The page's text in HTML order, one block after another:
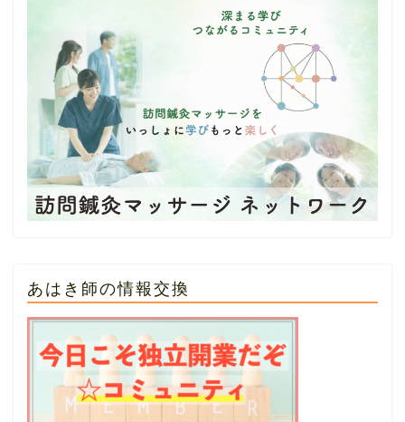
あはき師の情報交換